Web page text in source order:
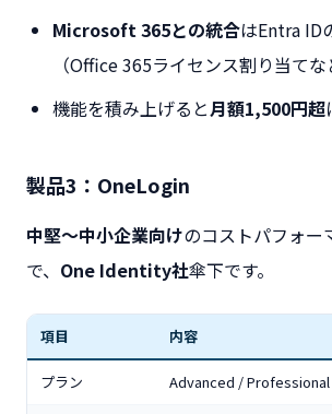
Microsoft 365との統合はEntra ID
（Office 365ライセンス割り当てな
機能を積み上げると月額1,500円超
製品3：OneLogin
中堅〜中小企業向けのコストパフォー
で、 One Identity社傘下です。
項目 内容
プラン Advanced / Professional